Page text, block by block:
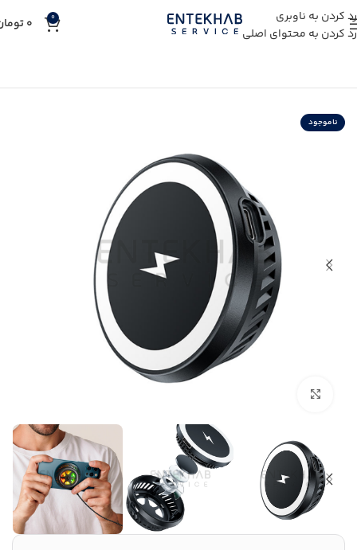
رد کردن به ناوبری
رد کردن به محتوای اصلی
0
0
ناموجود